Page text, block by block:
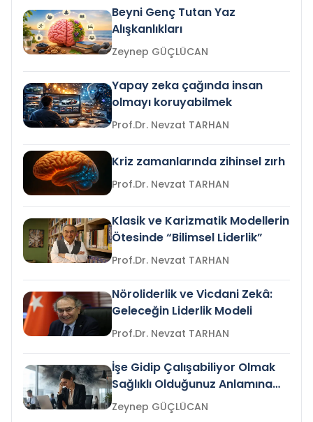
Beyni Genç Tutan Yaz
Alışkanlıkları
Zeynep GÜÇLÜCAN
Yapay zeka çağında insan
olmayı koruyabilmek
Prof.Dr. Nevzat TARHAN
Kriz zamanlarında zihinsel zırh
Prof.Dr. Nevzat TARHAN
Klasik ve Karizmatik Modellerin
Ötesinde “Bilimsel Liderlik”
Prof.Dr. Nevzat TARHAN
Nöroliderlik ve Vicdani Zekâ:
Geleceğin Liderlik Modeli
Prof.Dr. Nevzat TARHAN
İşe Gidip Çalışabiliyor Olmak
Sağlıklı Olduğunuz Anlamına
Gelir mi?Zeynep GÜÇLÜCAN